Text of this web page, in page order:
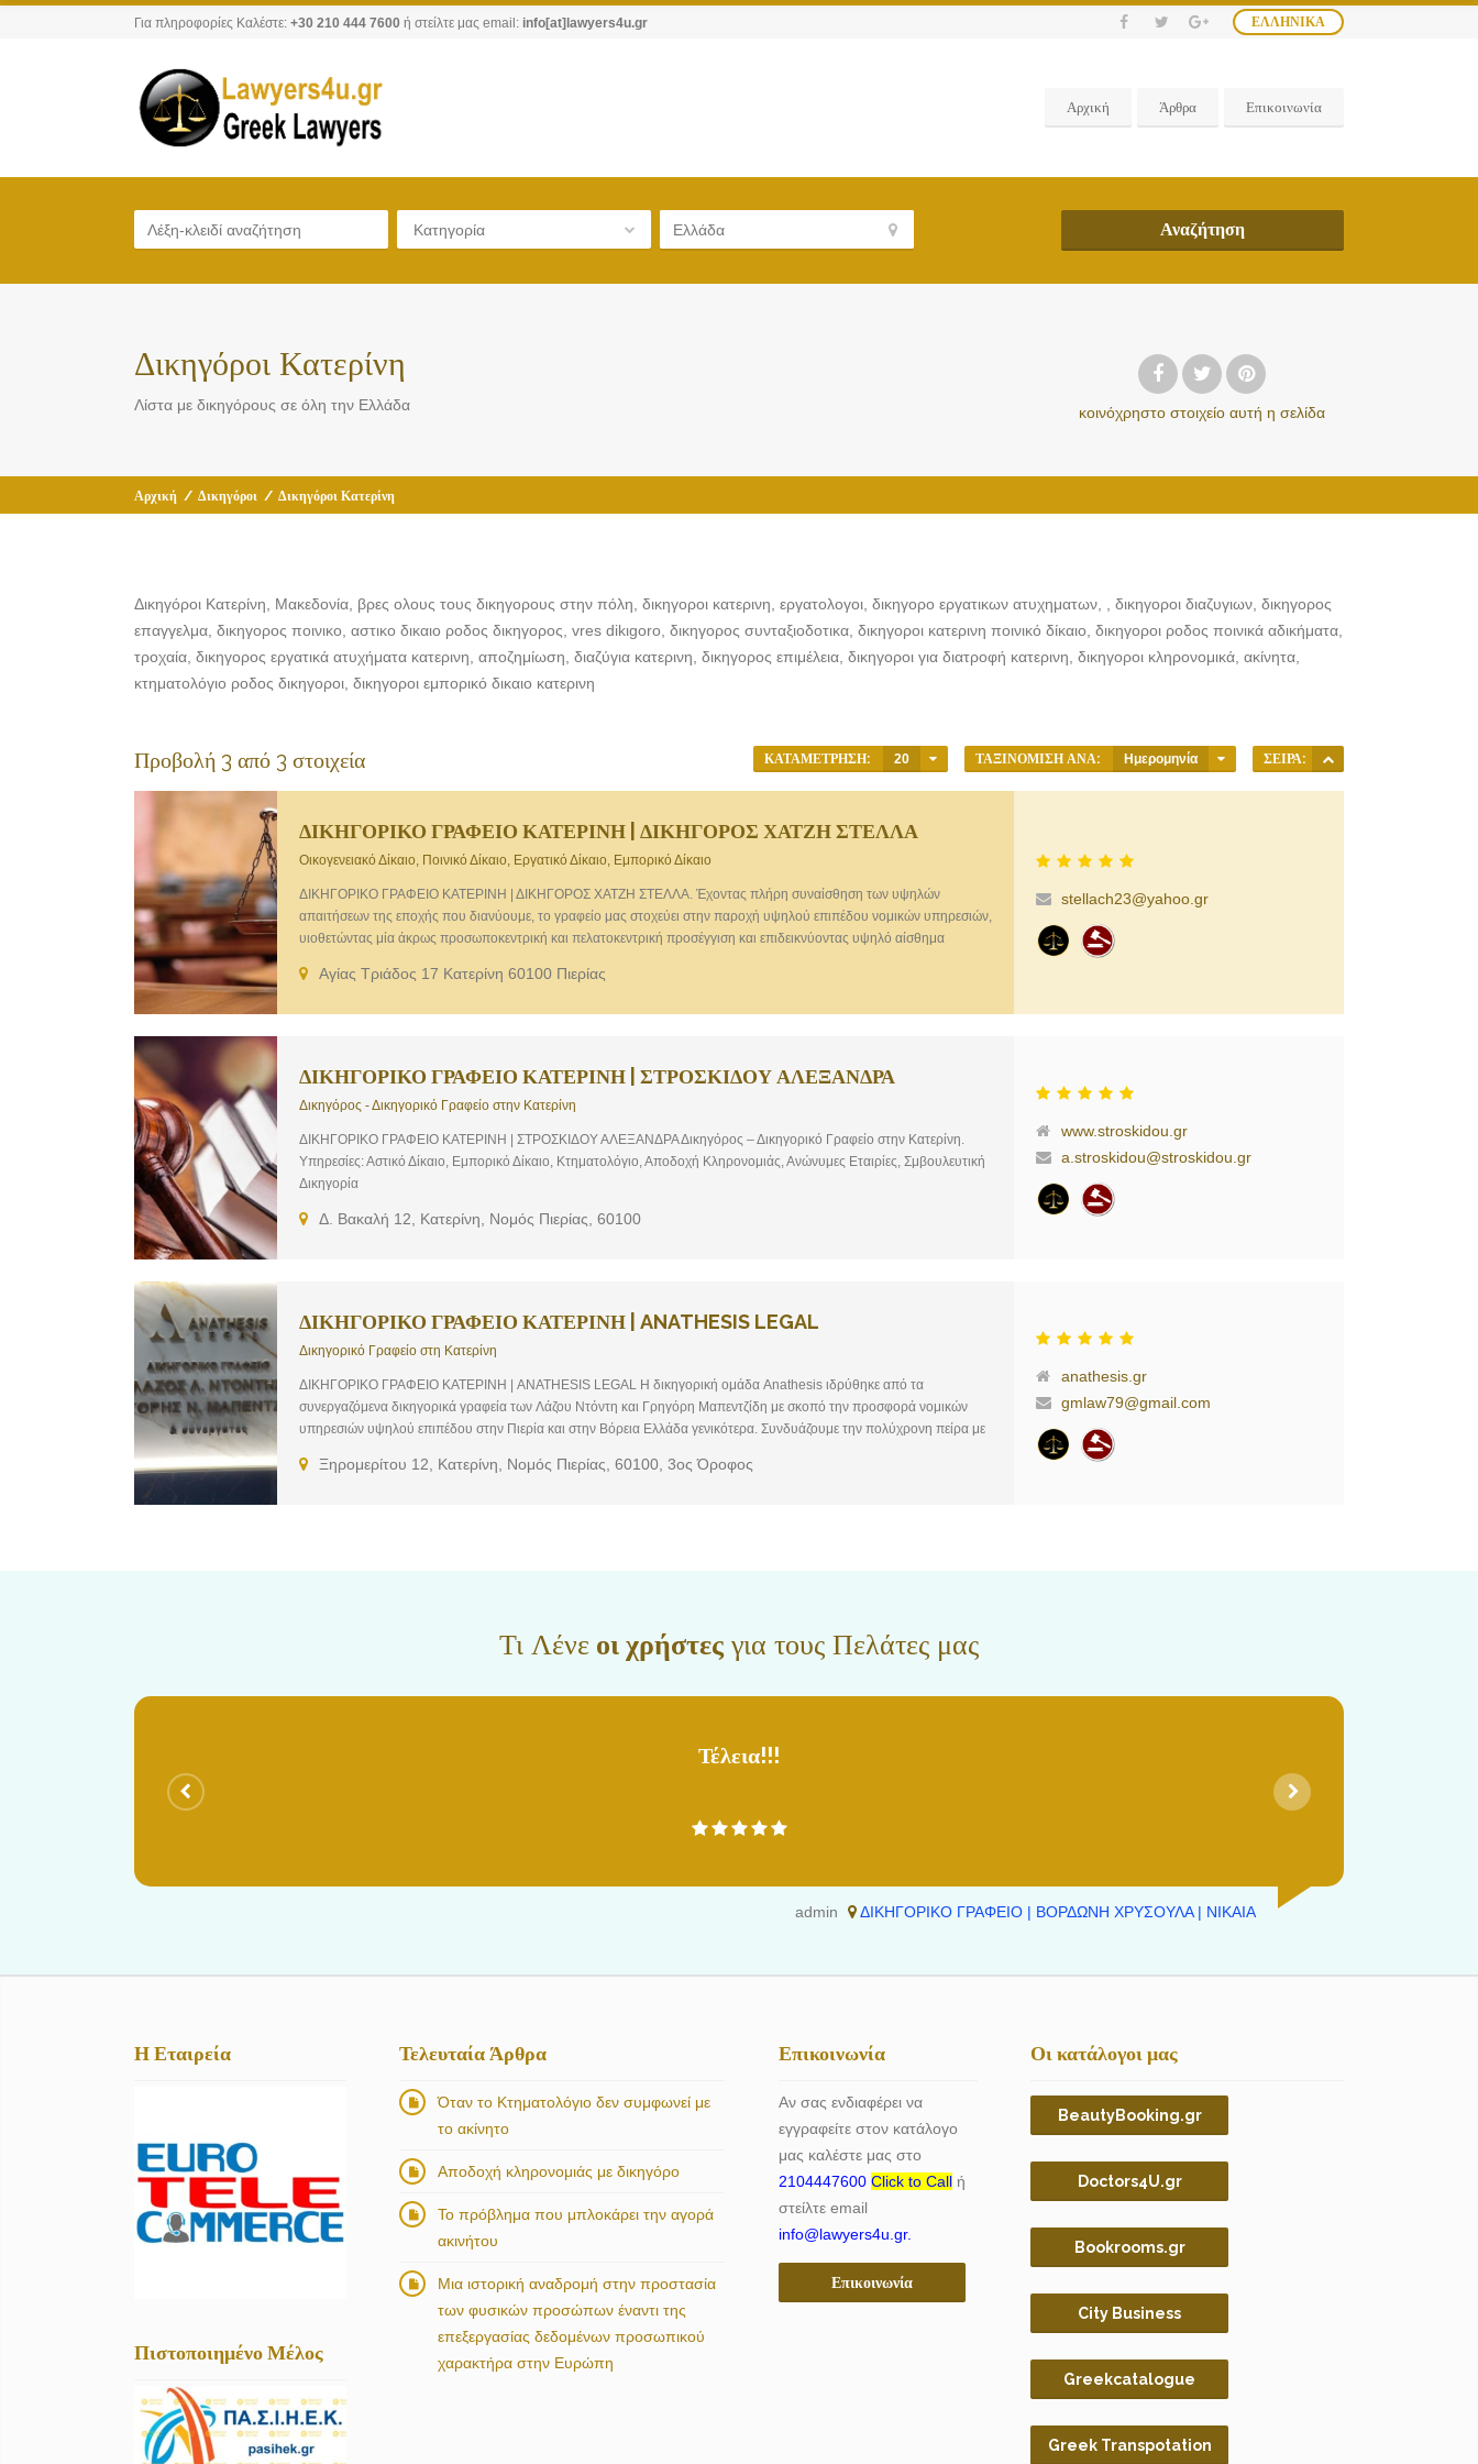
ΕΛΛΗΝΙΚΆ
Για πληροφορίες Καλέστε: +30 210 444 7600 ή στείλτε μας email: info[at]lawyers4u.gr
Αρχική Άρθρα Επικοινωνία
Κατηγορία Αναζήτηση
Δικηγόροι Κατερίνη
Λίστα με δικηγόρους σε όλη την Ελλάδα κοινόχρηστο στοιχείο αυτή η σελίδα
Αρχική / Δικηγόροι / Δικηγόροι Κατερίνη
Δικηγόροι Κατερίνη, Μακεδονία, βρες ολους τους δικηγορους στην πόλη, δικηγοροι κατερινη, εργατολογοι, δικηγορο εργατικων ατυχηματων, , δικηγοροι διαζυγιων, δικηγορος
επαγγελμα, δικηγορος ποινικο, αστικο δικαιο ροδος δικηγορος, vres dikιgoro, δικηγορος συνταξιοδοτικα, δικηγοροι κατερινη ποινικό δίκαιο, δικηγοροι ροδος ποινικά αδικήματα,
τροχαία, δικηγορος εργατικά ατυχήματα κατερινη, αποζημίωση, διαζύγια κατερινη, δικηγορος επιμέλεια, δικηγοροι για διατροφή κατερινη, δικηγοροι κληρονομικά, ακίνητα,
κτηματολόγιο ροδος δικηγοροι, δικηγοροι εμπορικό δικαιο κατερινη
Προβολή 3 από 3 στοιχεία ΚΑΤΑΜΈΤΡΗΣΗ: 20 ΤΑΞΙΝΌΜΙΣΗ ΑΝΆ: Ημερομηνία ΣΕΙΡΆ:
ΔΙΚΗΓΟΡΙΚΟ ΓΡΑΦΕΙΟ ΚΑΤΕΡΙΝΗ | ΔΙΚΗΓΟΡΟΣ ΧΑΤΖΗ ΣΤΕΛΛΑ
Οικογενειακό Δίκαιο, Ποινικό Δίκαιο, Εργατικό Δίκαιο, Εμπορικό Δίκαιο
ΔΙΚΗΓΟΡΙΚΟ ΓΡΑΦΕΙΟ ΚΑΤΕΡΙΝΗ | ΔΙΚΗΓΟΡΟΣ ΧΑΤΖΗ ΣΤΕΛΛΑ. Έχοντας πλήρη συναίσθηση των υψηλών
απαιτήσεων της εποχής που διανύουμε, το γραφείο μας στοχεύει στην παροχή υψηλού επιπέδου νομικών υπηρεσιών,
υιοθετώντας μία άκρως προσωποκεντρική και πελατοκεντρική προσέγγιση και επιδεικνύοντας υψηλό αίσθημα
Εμπορικό Δίκαιο
Αγίας Τριάδος 17 Κατερίνη 60100 Πιερίας
stellach23@yahoo.gr
ΔΙΚΗΓΟΡΙΚΟ ΓΡΑΦΕΙΟ ΚΑΤΕΡΙΝΗ | ΣΤΡΟΣΚΙΔΟΥ ΑΛΕΞΑΝΔΡΑ
Δικηγόρος - Δικηγορικό Γραφείο στην Κατερίνη
ΔΙΚΗΓΟΡΙΚΟ ΓΡΑΦΕΙΟ ΚΑΤΕΡΙΝΗ | ΣΤΡΟΣΚΙΔΟΥ ΑΛΕΞΑΝΔΡΑ Δικηγόρος – Δικηγορικό Γραφείο στην Κατερίνη.
Υπηρεσίες: Αστικό Δίκαιο, Εμπορικό Δίκαιο, Κτηματολόγιο, Αποδοχή Κληρονομιάς, Ανώνυμες Εταιρίες, Σμβουλευτική
Δικηγορία
Δ. Βακαλή 12, Κατερίνη, Νομός Πιερίας, 60100
www.stroskidou.gr
a.stroskidou@stroskidou.gr
ΔΙΚΗΓΟΡΙΚΟ ΓΡΑΦΕΙΟ ΚΑΤΕΡΙΝΗ | ANATHESIS LEGAL
Δικηγορικό Γραφείο στη Κατερίνη
ΔΙΚΗΓΟΡΙΚΟ ΓΡΑΦΕΙΟ ΚΑΤΕΡΙΝΗ | ANATHESIS LEGAL H δικηγορική ομάδα Anathesis ιδρύθηκε από τα
συνεργαζόμενα δικηγορικά γραφεία των Λάζου Ντόντη και Γρηγόρη Μαπεντζίδη με σκοπό την προσφορά νομικών
υπηρεσιών υψηλού επιπέδου στην Πιερία και στην Βόρεια Ελλάδα γενικότερα. Συνδυάζουμε την πολύχρονη πείρα με
ψηφιακής εποχής. Εστιάζουμε στην επίλυση των προβλημάτων με σύγχρονο, άμεσο, πρακτικό και ρεαλιστικό τρόπο,
αποποιήσεις κληρονομιάς, διαζύγια, είσπραξη οφειλών, άμυνα οφειλετών και προστασία πρώτης κατοικίας,
εξειδικευμένες, όπως για παράδειγμα οφειλές από δημόσιες συμβάσεις έργου, προμήθειας και υπηρεσιών, οφειλές
μας δικηγόρος Παναγιώτα Σεραφείμ έχει άριστη γνώση των τεχνικών και των κανόνων της διαμεσολάβησης […]
Ξηρομερίτου 12, Κατερίνη, Νομός Πιερίας, 60100, 3ος Όροφος
anathesis.gr
gmlaw79@gmail.com
Τι Λένε οι χρήστες για τους Πελάτες μας
Τέλεια!!!
admin ΔΙΚΗΓΟΡΙΚΟ ΓΡΑΦΕΙΟ | ΒΟΡΔΩΝΗ ΧΡΥΣΟΥΛΑ | ΝΙΚΑΙΑ
Η Εταιρεία
Πιστοποιημένο Μέλος
Τελευταία Άρθρα
Όταν το Κτηματολόγιο δεν συμφωνεί με
το ακίνητο
Αποδοχή κληρονομιάς με δικηγόρο
Το πρόβλημα που μπλοκάρει την αγορά
ακινήτου
Μια ιστορική αναδρομή στην προστασία
των φυσικών προσώπων έναντι της
επεξεργασίας δεδομένων προσωπικού
χαρακτήρα στην Ευρώπη
Επικοινωνία
Αν σας ενδιαφέρει να
εγγραφείτε στον κατάλογο
μας καλέστε μας στο
2104447600 Click to Callή
στείλτε email
info@lawyers4u.gr.
Επικοινωνία
Οι κατάλογοι μας
BeautyBooking.gr
Doctors4U.gr
Bookrooms.gr
City Business
Greekcatalogue
Greek Transpotation